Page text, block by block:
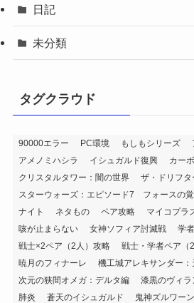
日記
未分類
タグクラウド
90000エラー PC環境 もしもシリーズ
アメノミハシラ
イシュガルド復興
カー
クリスタルタワー：闇の世界
ザ・ドリフタ
スターウォーズ：エピソード7 フォースの
ナイト
ネタもの ペア攻略 マイコプラ
咳が止まらない
女神ソフィア討滅戦 学者
戦士×2ペア（2人）攻略
戦士・学者ペア（
暁月のフィナーレ
機工城アレキサンダー
次元の狭間オメガ：デルタ編
漆黒のヴィラ
肺炎
蒼天のイシュガルド 鬼神ズルワー